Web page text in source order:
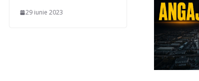
29 iunie 2023